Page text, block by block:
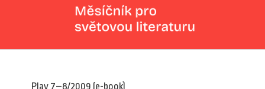
Plav 7–8/2009 (e-book)